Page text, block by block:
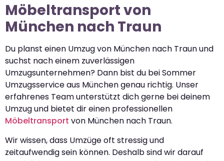
Möbeltransport von
München nach Traun
Du planst einen Umzug von München nach Traun und
suchst nach einem zuverlässigen
Umzugsunternehmen? Dann bist du bei Sommer
Umzugsservice aus München genau richtig. Unser
erfahrenes Team unterstützt dich gerne bei deinem
Umzug und bietet dir einen professionellen
Möbeltransport von München nach Traun.
Wir wissen, dass Umzüge oft stressig und
zeitaufwendig sein können. Deshalb sind wir darauf